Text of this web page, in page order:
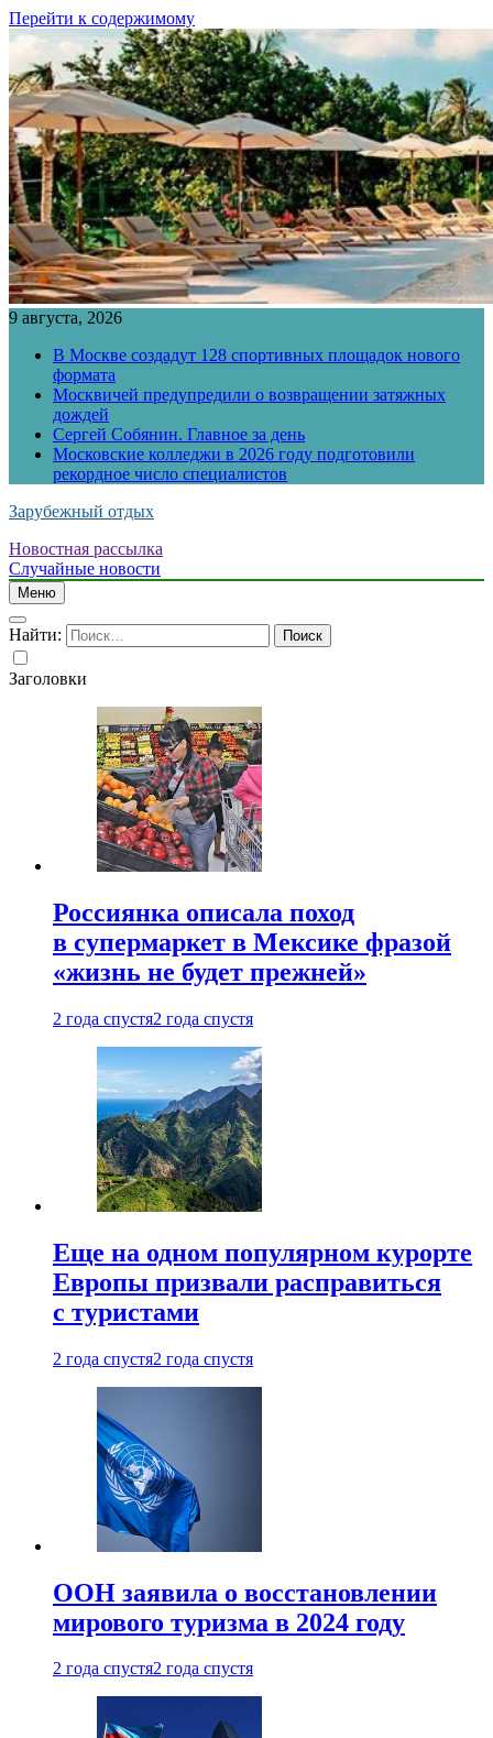
Перейти к содержимому
9 августа, 2026
В Москве создадут 128 спортивных площадок нового
формата
Москвичей предупредили о возвращении затяжных
дождей
Сергей Собянин. Главное за день
Московские колледжи в 2026 году подготовили
рекордное число специалистов
Зарубежный отдых
Новостная рассылка
Случайные новости
Меню
Найти:
Заголовки
Россиянка описала поход
в супермаркет в Мексике фразой
«жизнь не будет прежней»
2 года спустя2 года спустя
Еще на одном популярном курорте
Европы призвали расправиться
с туристами
2 года спустя2 года спустя
ООН заявила о восстановлении
мирового туризма в 2024 году
2 года спустя2 года спустя